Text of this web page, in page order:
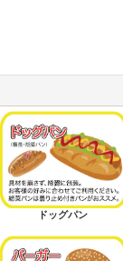
ドッグパン